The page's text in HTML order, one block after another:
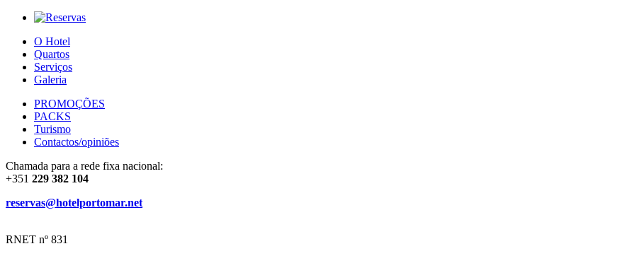
O Hotel
Quartos
Serviços
Galeria
PROMOÇÕES
PACKS
Turismo
Contactos/opiniões
Chamada para a rede fixa nacional:
+351 229 382 104
reservas@hotelportomar.net
RNET nº 831